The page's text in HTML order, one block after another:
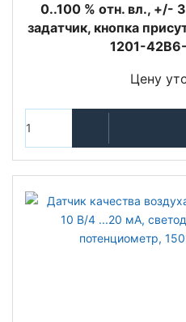
0..100 % отн. вл., +/-
задатчик, кнопка
1201-
Цену